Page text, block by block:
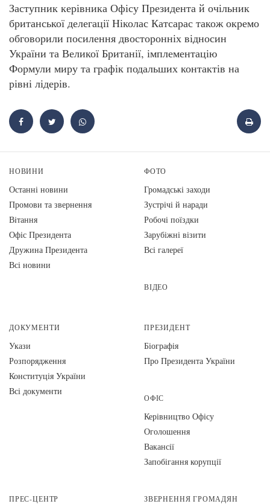
Заступник керівника Офісу Президента й очільник
британської делегації Ніколас Катсарас також окремо
обговорили посилення двосторонніх відносин
України та Великої Британії, імплементацію
Формули миру та графік подальших контактів на
рівні лідерів.
НОВИНИ
Останні новини
Промови та звернення
Вiтання
Офіс Президента
Дружина Президента
Всі новини
ФОТО
Громадські заходи
Зустрічі й наради
Робочі поїздки
Зарубіжні візити
Всі галереї
ВІДЕО
ДОКУМЕНТИ
Укази
Розпорядження
Конституція України
Всі документи
ПРЕЗИДЕНТ
Біографія
Про Президента України
ОФІС
Керівництво Офісу
Оголошення
Вакансії
Запобігання корупції
ПРЕС-ЦЕНТР ЗВЕРНЕННЯ ГРОМАДЯН